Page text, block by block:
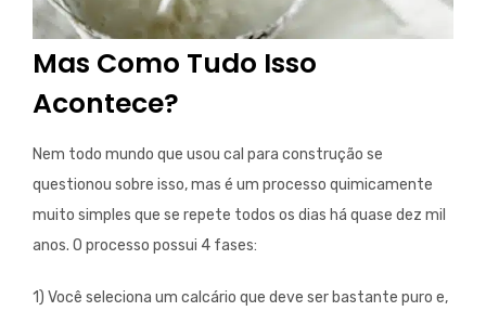
Mas Como Tudo Isso
Acontece?
Nem todo mundo que usou cal para construção se
questionou sobre isso, mas é um processo quimicamente
muito simples que se repete todos os dias há quase dez mil
anos. O processo possui 4 fases:
1) Você seleciona um calcário que deve ser bastante puro e,